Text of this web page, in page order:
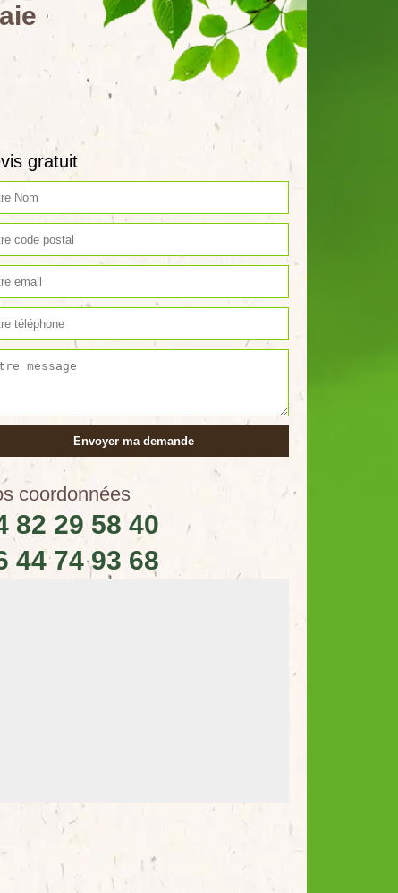
gratuit
coordonnées
82 29 58 40
44 74 93 68